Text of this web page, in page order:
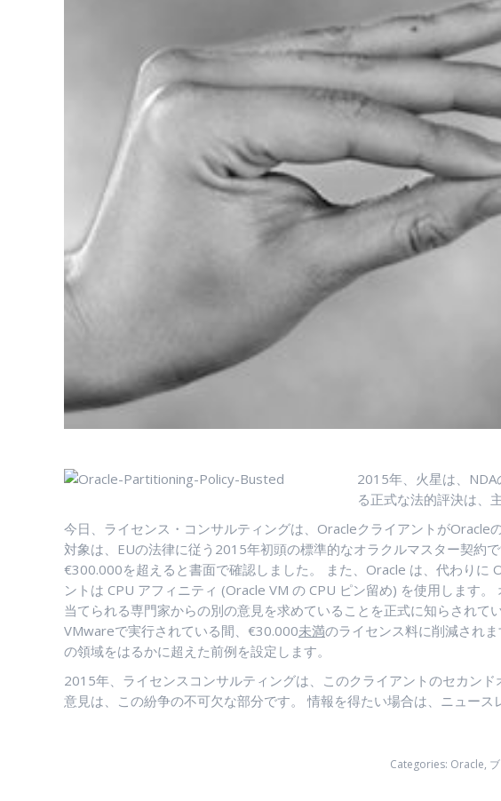
2015年、火星は、
る正式な法的評決は、
今日、ライセンス・コンサルティングは、Oracleクライアントが
対象は、EUの法律に従う2015年初頭の標準的なオラクルマスター契約
€300.000を超えると書面で確認しました。 また、Oracle は、代わりに
ントは CPU アフィニティ (Oracle VM の CPU ピン留め) を使用します
当てられる専門家からの別の意見を求めていることを正式に知らされて
VMwareで実行されている間、€30.000未満のライセンス料に削減され
の領域をはるかに超えた前例を設定します。
2015年、ライセンスコンサルティングは、このクライアントのセカン
意見は、この紛争の不可欠な部分です。 情報を得たい場合は、ニュー
Categories: Oracle,